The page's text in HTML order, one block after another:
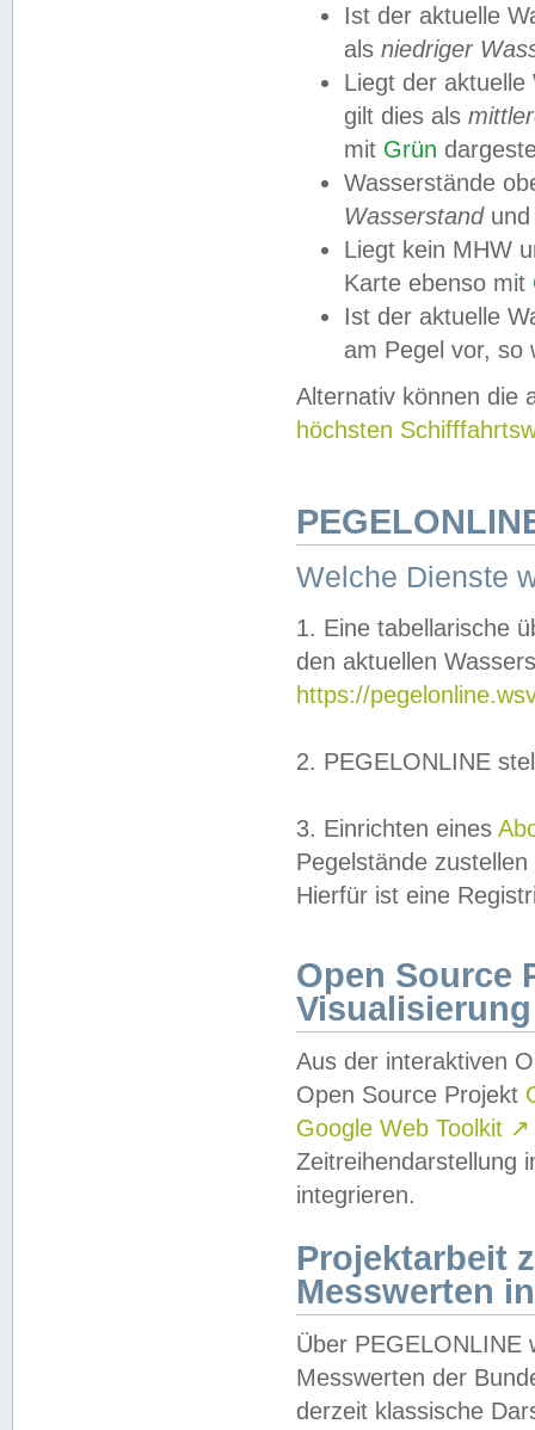
Ist der aktuelle
als niedriger
Liegt der
gilt dies als
mit Grün
Wasserstände
Wasserstandund
Liegt kein MHW
Karte ebenso mit
Ist der aktuelle
am Pegel vor,
Alternativ können die
höchsten
Welche Dienste
1. Eine tabellarische
den aktuellen
https://
2. PEGELONLINE
3. Einrichten eines
Pegelstände
Hierfür ist eine
Open Source
Visualisierung
Aus der interaktiven
Open Source Projekt
Google Web Toolkit ↗
Zeitreihendarstellung
integrieren.
Projektarbeit
Messwerten
Über PEGELONLINE
Messwerten der
derzeit klassische